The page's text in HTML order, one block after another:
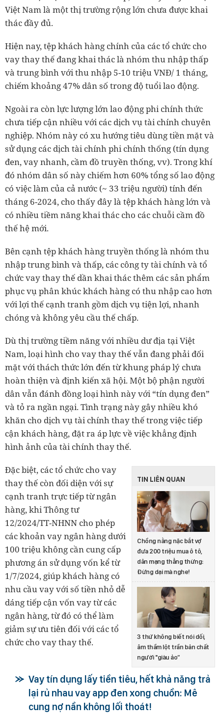
Việt Nam là một thị trường rộng lớn chưa được khai
thác đầy đủ.
Hiện nay, tệp khách hàng chính của các tổ chức cho
vay thay thế đang khai thác là nhóm thu nhập thấp
và trung bình với thu nhập 5-10 triệu VNĐ/ 1 tháng,
chiếm khoảng 47% dân số trong độ tuổi lao động.
Ngoài ra còn lực lượng lớn lao động phi chính thức
chưa tiếp cận nhiều với các dịch vụ tài chính chuyên
nghiệp. Nhóm này có xu hướng tiêu dùng tiền mặt và
sử dụng các dịch tài chính phi chính thống (tín dụng
đen, vay nhanh, cầm đồ truyền thống, vv). Trong khí
đó nhóm dân số này chiếm hơn 60% tổng số lao động
có việc làm của cả nước (~ 33 triệu người) tính đến
tháng 6-2024, cho thấy đây là tệp khách hàng lớn và
có nhiều tiềm năng khai thác cho các chuỗi cầm đồ
thế hệ mới.
Bên cạnh tệp khách hàng truyền thống là nhóm thu
nhập trung bình và thấp, các công ty tài chính và tổ
chức vay thay thế dần khai thác thêm các sản phẩm
phục vụ phân khúc khách hàng có thu nhập cao hơn
với lợi thế cạnh tranh gồm dịch vụ tiện lợi, nhanh
chóng và không yêu cầu thế chấp.
Dù thị trường tiềm năng với nhiều dư địa tại Việt
Nam, loại hình cho vay thay thế vẫn đang phải đối
mặt với thách thức lớn đến từ khung pháp lý chưa
hoàn thiện và định kiến xã hội. Một bộ phận người
dân vẫn đánh đồng loại hình này với “tín dụng đen”
và tỏ ra ngần ngại. Tình trạng này gây nhiều khó
khăn cho dịch vụ tài chính thay thế trong việc tiếp
cận khách hàng, đặt ra áp lực về việc khẳng định
hình ảnh của tài chính thay thế.
TIN LIÊN QUAN
Chồng nằng nặc bắt vợ
đưa 200 triệu mua ô tô,
dân mạng thẳng thừng:
Đừng dại mà nghe!
3 thứ không biết nói dối,
âm thầm lột trần bản chất
người "giàu ảo”
Đặc biệt, các tổ chức cho vay
thay thế còn đối diện với sự
cạnh tranh trực tiếp từ ngân
hàng, khi Thông tư
12/2024/TT-NHNN cho phép
các khoản vay ngân hàng dưới
100 triệu không cần cung cấp
phương án sử dụng vốn kể từ
1/7/2024, giúp khách hàng có
nhu cầu vay với số tiền nhỏ dễ
dáng tiếp cận vốn vay từ các
ngân hàng, từ đó có thể làm
giảm sự ưu tiên đối với các tổ
chức cho vay thay thế.
Vay tín dụng lấy tiền tiêu, hết khả năng trả
lại rủ nhau vay app đen xong chuồn: Mê
cung nợ nần không lối thoát!